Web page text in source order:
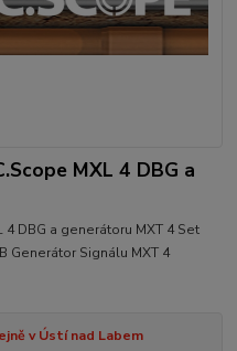
MXL 4 DBG a
DBG a generátoru MXT 4 Set
Generátor Signálu MXT 4
v Ústí nad Labem